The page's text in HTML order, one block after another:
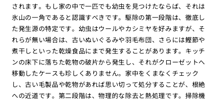
されます。もし家の中で一匹でも幼虫を見つけたならば、それは
氷山の一角であると認識すべきです。駆除の第一段階は、徹底し
た発生源の特定です。幼虫はウールやカシミヤを好みますが、そ
れらが無い場合は、古いぬいぐるみや羽毛布団、さらには鰹節や
煮干しといった乾燥食品にまで発生することがあります。キッチ
ンの床下に落ちた乾物の破片から発生し、それがクローゼットへ
移動したケースも珍しくありません。家中をくまなくチェック
し、古い毛製品や乾物があれば思い切って処分することが、根絶
への近道です。第二段階は、物理的な除去と熱処理です。掃除機